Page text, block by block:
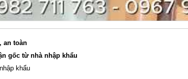
an toàn
gốc từ nhà nhập khẩu
khẩu